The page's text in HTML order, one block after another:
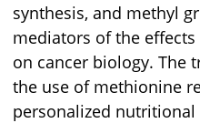
synthesis, and methyl
mediators of the
on cancer biology. The
the use of methionine
personalized